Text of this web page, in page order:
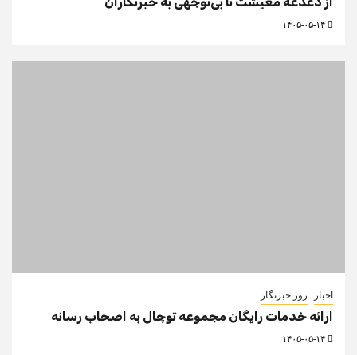
اخبار روز خبرنگار
ارائه خدمات رایگان مجموعه توچال به اصحاب رسانه